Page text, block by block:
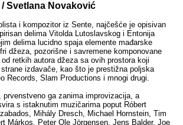
/ Svetlana Novaković
i kompozitor iz Sente, najčešće je opisivan
delima Vitolda Lutoslavskog i Entonija
delima lucidno spaja elemente mađarske
džeza, pozorišne i savremene komponovane
retkih autora džeza sa ovih prostora koji
izdavače, kao što je prestižna poljska
Records, Slam Productions i mnogi drugi.
prvenstveno ga zanima improvizacija, a
s istaknutim muzičarima poput Róbert
Mihály Dresch, Michael Hornstein, Tim
Márkos, Peter Ole Jörgensen, Jens Balder, Joe